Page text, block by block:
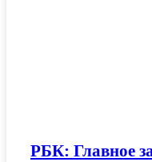
РБК: Главное